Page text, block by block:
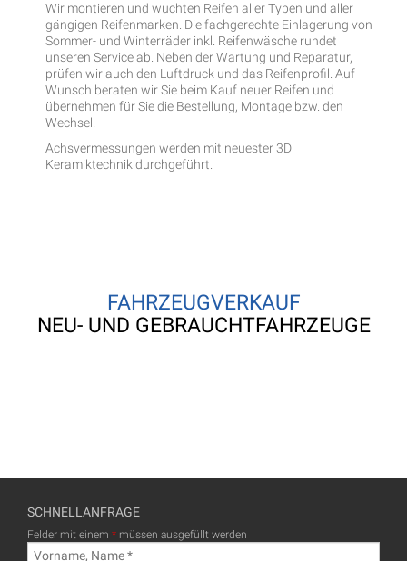
Wir montieren und wuchten Reifen aller Typen und aller
gängigen Reifenmarken. Die fachgerechte Einlagerung von
Sommer- und Winterräder inkl. Reifenwäsche rundet
unseren Service ab. Neben der Wartung und Reparatur,
prüfen wir auch den Luftdruck und das Reifenprofil. Auf
Wunsch beraten wir Sie beim Kauf neuer Reifen und
übernehmen für Sie die Bestellung, Montage bzw. den
Wechsel.
Achsvermessungen werden mit neuester 3D
Keramiktechnik durchgeführt.
FAHRZEUGVERKAUF
NEU- UND GEBRAUCHTFAHRZEUGE
SCHNELLANFRAGE
Felder mit einem * müssen ausgefüllt werden